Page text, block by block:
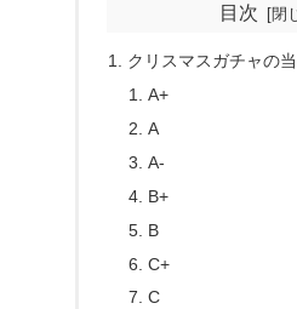
目次
クリスマスガチャの
A+
A
A-
B+
B
C+
C